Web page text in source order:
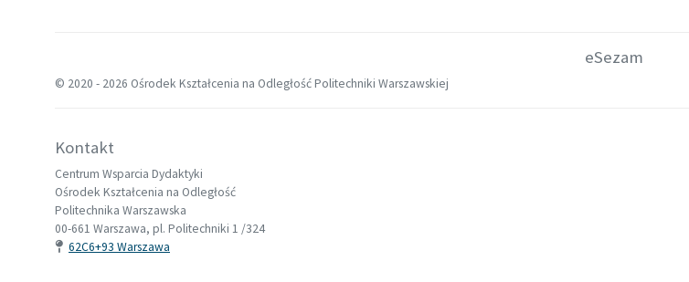
eSezam
© 2020 - 2026 Ośrodek Kształcenia na Odległość Politechniki Warszawskiej
Kontakt
Centrum Wsparcia Dydaktyki
Ośrodek Kształcenia na Odległość
Politechnika Warszawska
00-661 Warszawa, pl. Politechniki 1 /324
62C6+93 Warszawa